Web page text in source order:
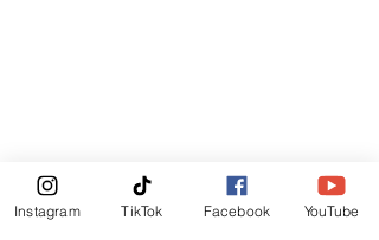
News Letter
Instagram TikTok Facebook YouTube